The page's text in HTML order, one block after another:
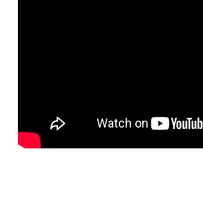
qgDWDoJcjZI